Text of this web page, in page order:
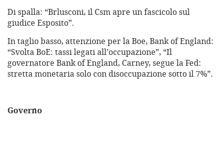
Di spalla: “Brlusconi, il Csm apre un fascicolo sul
giudice Esposito”.
In taglio basso, attenzione per la Boe, Bank of England:
“Svolta BoE: tassi legati all’occupazione”, “Il
governatore Bank of England, Carney, segue la Fed:
stretta monetaria solo con disoccupazione sotto il 7%”.
Governo